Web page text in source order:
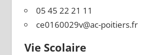
05 45 22 21 11
ce0160029v@ac-poitiers.fr
Vie Scolaire